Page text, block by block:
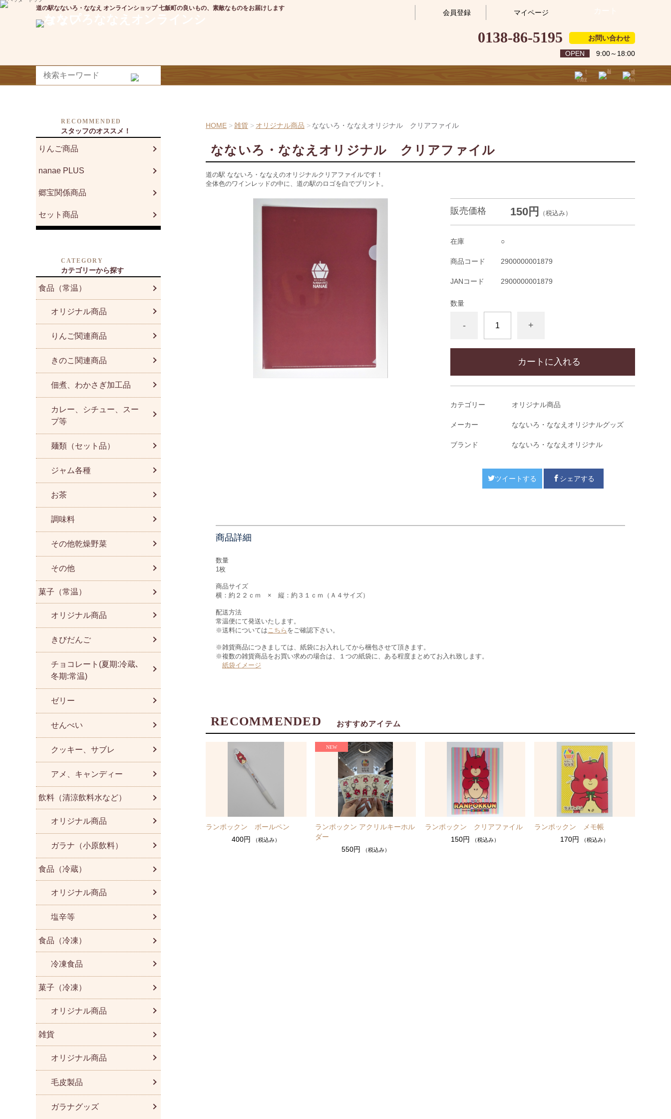
道の駅なないろ・ななえ オンラインショップ 七飯町の良いもの、素敵なものをお届けします
会員登録 マイページ
0138-86-5195
お問い合わせ
OPEN
9:00～18:00
HOME 雑貨 オリジナル商品 なないろ・ななえオリジナル クリアファイル
なないろ・ななえオリジナル クリアファイル
道の駅 なないろ・ななえのオリジナルクリアファイルです！
全体色のワインレッドの中に、道の駅のロゴを白でプリント。
販売価格 150円 （税込み）
在庫 ○
商品コード 2900000001879
JANコード 2900000001879
数量
- +
カートに入れる
カテゴリー オリジナル商品
メーカー なないろ・ななえオリジナルグッズ
ブランド なないろ・ななえオリジナル
ツイートする シェアする
商品詳細
数量
1枚
商品サイズ
横：約２２ｃｍ × 縦：約３１ｃｍ（Ａ４サイズ）
配送方法
常温便にて発送いたします。
※送料についてはこちら をご確認下さい。
※雑貨商品につきましては、紙袋にお入れしてから梱包させて頂きます。
※複数の雑貨商品をお買い求めの場合は、１つの紙袋に、ある程度まとめてお入れ致します。
紙袋イメージ
RECOMMENDED おすすめアイテム
ランポックン ボールペン
400円
（税込み）
ランポックン アクリルキーホル
ダー
550円
（税込み）
ランポックン クリアファイル
150円
（税込み）
ランポックン メモ帳
170円
（税込み）
RECOMMENDED
スタッフのオススメ！
りんご商品
nanae PLUS
郷宝関係商品
セット商品
CATEGORY
カテゴリーから探す
食品（常温）
オリジナル商品
りんご関連商品
きのこ関連商品
佃煮、わかさぎ加工品
カレー、シチュー、スー
プ等
麺類（セット品）
ジャム各種
お茶
調味料
その他乾燥野菜
その他
菓子（常温）
オリジナル商品
きびだんご
チョコレート(夏期:冷蔵､
冬期:常温)
ゼリー
せんべい
クッキー、サブレ
アメ、キャンディー
飲料（清涼飲料水など）
オリジナル商品
ガラナ（小原飲料）
食品（冷蔵）
オリジナル商品
塩辛等
食品（冷凍）
冷凍食品
菓子（冷凍）
オリジナル商品
雑貨
オリジナル商品
毛皮製品
ガラナグッズ